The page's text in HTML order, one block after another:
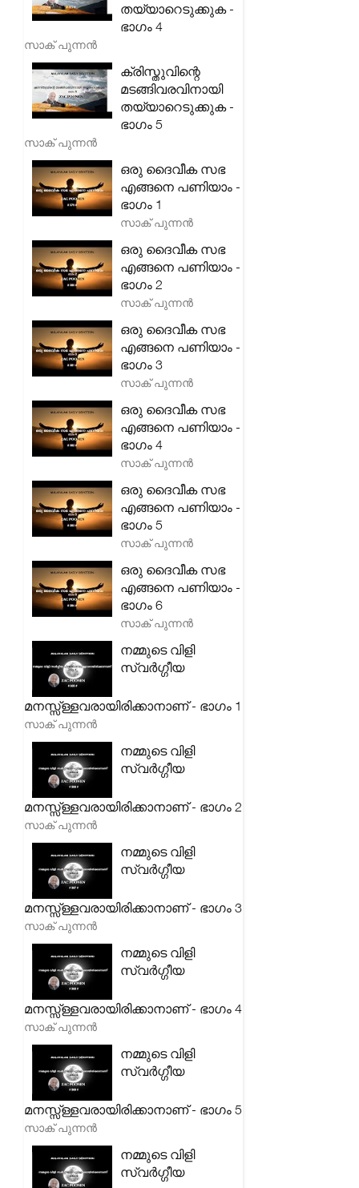
തയ്യാറെടുക്കുക -
ഭാഗം 4
സാക് പുന്നൻ
ക്രിസ്തുവിന്റെ
മടങ്ങിവരവിനായി
തയ്യാറെടുക്കുക -
ഭാഗം 5
സാക് പുന്നൻ
ഒരു ദൈവീക സഭ
എങ്ങനെ പണിയാം -
ഭാഗം 1
സാക് പുന്നൻ
ഒരു ദൈവീക സഭ
എങ്ങനെ പണിയാം -
ഭാഗം 2
സാക് പുന്നൻ
ഒരു ദൈവീക സഭ
എങ്ങനെ പണിയാം -
ഭാഗം 3
സാക് പുന്നൻ
ഒരു ദൈവീക സഭ
എങ്ങനെ പണിയാം -
ഭാഗം 4
സാക് പുന്നൻ
ഒരു ദൈവീക സഭ
എങ്ങനെ പണിയാം -
ഭാഗം 5
സാക് പുന്നൻ
ഒരു ദൈവീക സഭ
എങ്ങനെ പണിയാം -
ഭാഗം 6
സാക് പുന്നൻ
നമ്മുടെ വിളി
സ്വർഗ്ഗീയ
മനസ്സ്ള്ളവരായിരിക്കാനാണ് - ഭാഗം 1
സാക് പുന്നൻ
നമ്മുടെ വിളി
സ്വർഗ്ഗീയ
മനസ്സ്ള്ളവരായിരിക്കാനാണ് - ഭാഗം 2
സാക് പുന്നൻ
നമ്മുടെ വിളി
സ്വർഗ്ഗീയ
മനസ്സ്ള്ളവരായിരിക്കാനാണ് - ഭാഗം 3
സാക് പുന്നൻ
നമ്മുടെ വിളി
സ്വർഗ്ഗീയ
മനസ്സ്ള്ളവരായിരിക്കാനാണ് - ഭാഗം 4
സാക് പുന്നൻ
നമ്മുടെ വിളി
സ്വർഗ്ഗീയ
മനസ്സ്ള്ളവരായിരിക്കാനാണ് - ഭാഗം 5
സാക് പുന്നൻ
നമ്മുടെ വിളി
സ്വർഗ്ഗീയ